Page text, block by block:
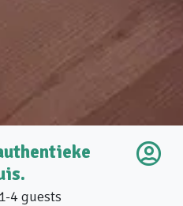
4 guests